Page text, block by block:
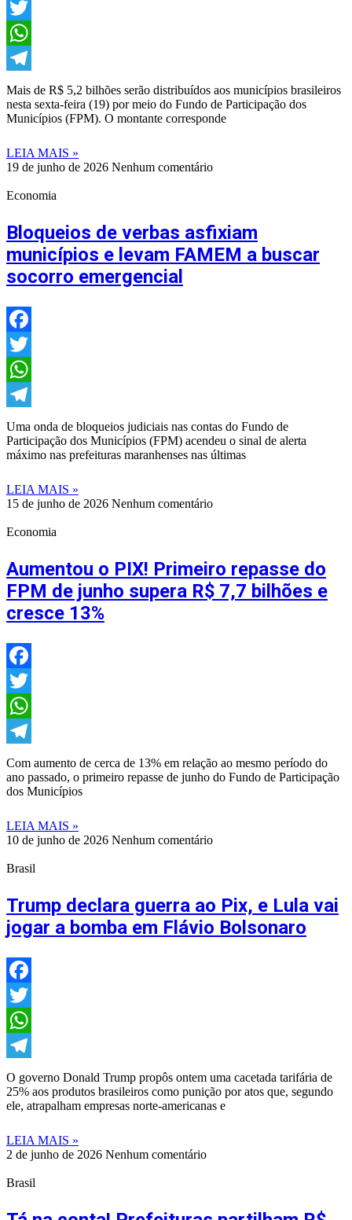
Facebook
Twitter
WhatsApp
Telegram
Mais de R$ 5,2 bilhões serão distribuídos aos municípios brasileiros
nesta sexta-feira (19) por meio do Fundo de Participação dos
Municípios (FPM). O montante corresponde
LEIA MAIS »
19 de junho de 2026 Nenhum comentário
Economia
Bloqueios de verbas asfixiam
municípios e levam FAMEM a buscar
socorro emergencial
Facebook
Twitter
WhatsApp
Telegram
Uma onda de bloqueios judiciais nas contas do Fundo de
Participação dos Municípios (FPM) acendeu o sinal de alerta
máximo nas prefeituras maranhenses nas últimas
LEIA MAIS »
15 de junho de 2026 Nenhum comentário
Economia
Aumentou o PIX! Primeiro repasse do
FPM de junho supera R$ 7,7 bilhões e
cresce 13%
Facebook
Twitter
WhatsApp
Telegram
Com aumento de cerca de 13% em relação ao mesmo período do
ano passado, o primeiro repasse de junho do Fundo de Participação
dos Municípios
LEIA MAIS »
10 de junho de 2026 Nenhum comentário
Brasil
Trump declara guerra ao Pix, e Lula vai
jogar a bomba em Flávio Bolsonaro
Facebook
Twitter
WhatsApp
Telegram
O governo Donald Trump propôs ontem uma cacetada tarifária de
25% aos produtos brasileiros como punição por atos que, segundo
ele, atrapalham empresas norte-americanas e
LEIA MAIS »
2 de junho de 2026 Nenhum comentário
Brasil